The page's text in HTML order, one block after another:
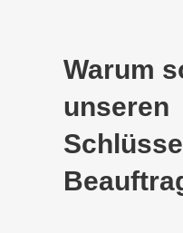
Warum
unseren